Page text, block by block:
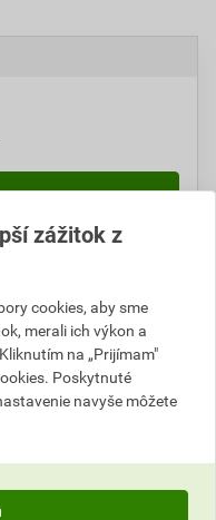
93MPH
zážitok z
cookies, aby sme
merali ich výkon a
na „Prijímam"
Poskytnuté
navyše môžete